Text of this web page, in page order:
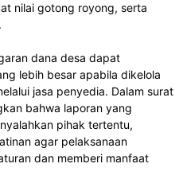
nilai gotong royong, serta
dana desa dapat
lebih besar apabila dikelola
jasa penyedia. Dalam surat
bahwa laporan yang
pihak tertentu,
agar pelaksanaan
dan memberi manfaat